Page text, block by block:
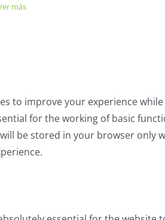
más
to improve your experience
for the working of basic
be stored in your browser